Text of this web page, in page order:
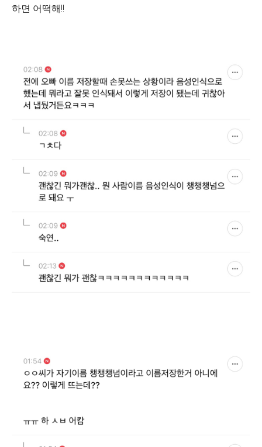
하면 어떡해!!